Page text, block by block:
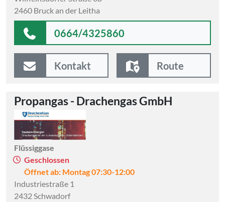
2460 Bruck an der Leitha
0664/4325860
Kontakt Route
Propangas - Drachengas GmbH
Flüssiggase
Geschlossen
Öffnet ab: Montag 07:30-12:00
Industriestraße 1
2432 Schwadorf